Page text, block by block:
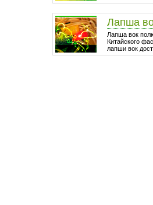
Лапша
Лапша вок
Китайского
лапши вок